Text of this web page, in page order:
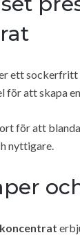
ett
för att skapa
för att
nyttigare.